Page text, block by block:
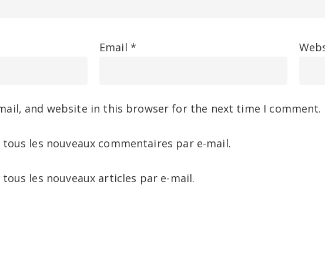
Email *
and website in this browser for the next time I comment.
tous les nouveaux commentaires par e-mail.
tous les nouveaux articles par e-mail.